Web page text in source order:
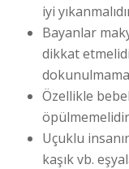
iyi
Bayanlar
dikkat
Özellikle
Uçuklu
kaşık vb.